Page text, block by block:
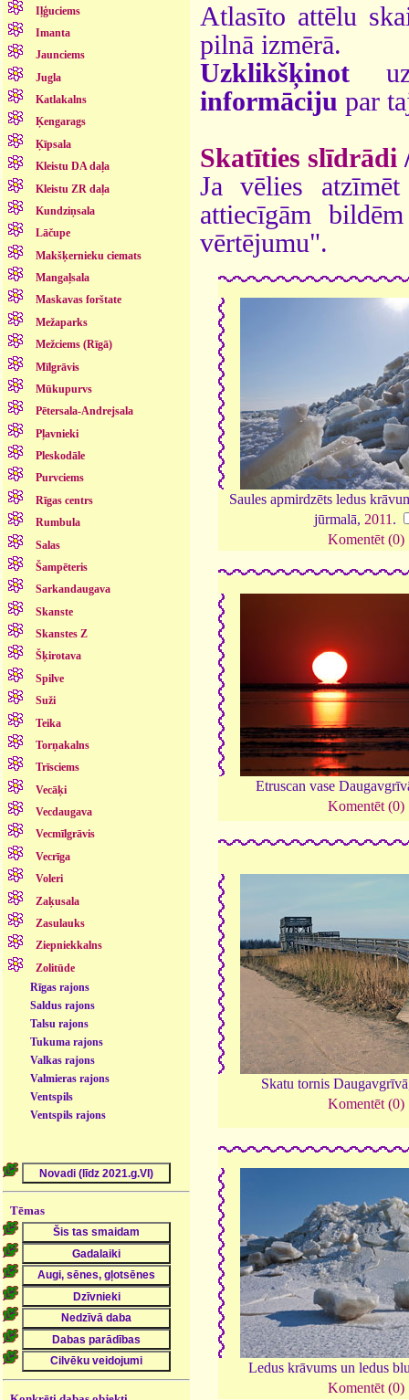
Iļģuciems
Imanta
Jaunciems
Jugla
Katlakalns
Ķengarags
Ķīpsala
Kleistu DA daļa
Kleistu ZR daļa
Kundziņsala
Lāčupe
Makšķernieku ciemats
Mangaļsala
Maskavas forštate
Mežaparks
Mežciems (Rīgā)
Mīlgrāvis
Mūkupurvs
Pētersala-Andrejsala
Pļavnieki
Pleskodāle
Purvciems
Rīgas centrs
Rumbula
Salas
Šampēteris
Sarkandaugava
Skanste
Skanstes Z
Šķirotava
Spilve
Suži
Teika
Torņakalns
Trīsciems
Vecāķi
Vecdaugava
Vecmīlgrāvis
Vecrīga
Voleri
Zaķusala
Zasulauks
Ziepniekkalns
Zolitūde
Rīgas rajons
Saldus rajons
Talsu rajons
Tukuma rajons
Valkas rajons
Valmieras rajons
Ventspils
Ventspils rajons
Tēmas
Atlasīto attēlu
pilnā izmērā.
Uzklikšķinot
informāciju par
Skatīties slīdrādi
Ja vēlies
attiecīgām
vērtējumu".
Saules apmirdzēts ledus
jūrmalā, 2011 .
Komentēt (0)
Etruscan vase
Komentēt (0)
Skatu tornis
Komentēt (0)
Ledus krāvums un ledus
Komentēt (0)